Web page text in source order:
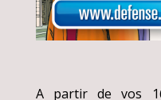
A partir de vos